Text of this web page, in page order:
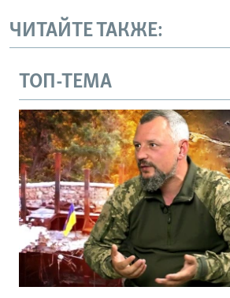
ЧИТАЙТЕ ТАКЖЕ:
ТОП-ТЕМА